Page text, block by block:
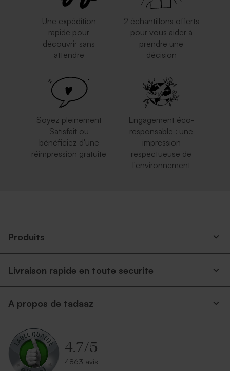
Une expédition
rapide pour
découvrir sans
attendre
2 échantillons offerts
pour vous aider à
prendre une
décision
Soyez pleinement
Satisfait ou
bénéficiez d'une
réimpression gratuite
Engagement éco-
responsable : une
impression
respectueuse de
l'environnement
Produits
Livraison rapide en toute securite
A propos de tadaaz
4.7/5
4863 avis